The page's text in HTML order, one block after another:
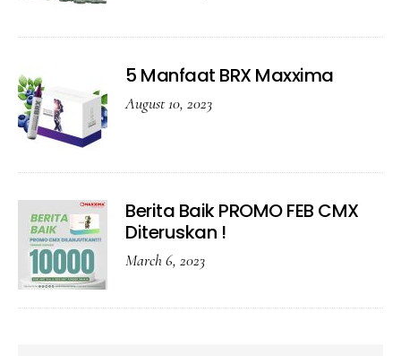
5 Manfaat BRX Maxxima
August 10, 2023
Berita Baik PROMO FEB CMX
Diteruskan !
March 6, 2023